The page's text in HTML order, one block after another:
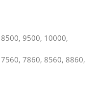
9500, 10000,
7860, 8560, 8860,